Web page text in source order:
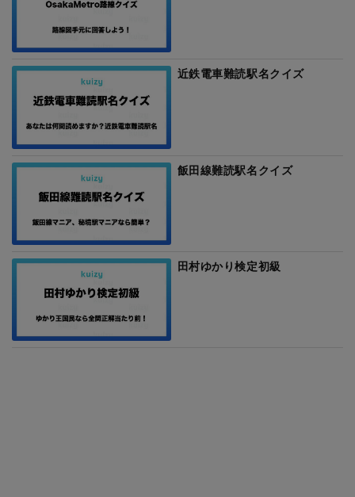
近鉄電車難読駅名クイズ
飯田線難読駅名クイズ
田村ゆかり検定初級